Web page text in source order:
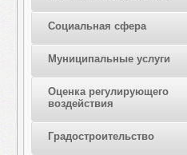
Социальная сфера
Муниципальные услуги
Оценка регулирующего
воздействия
Градостроительство